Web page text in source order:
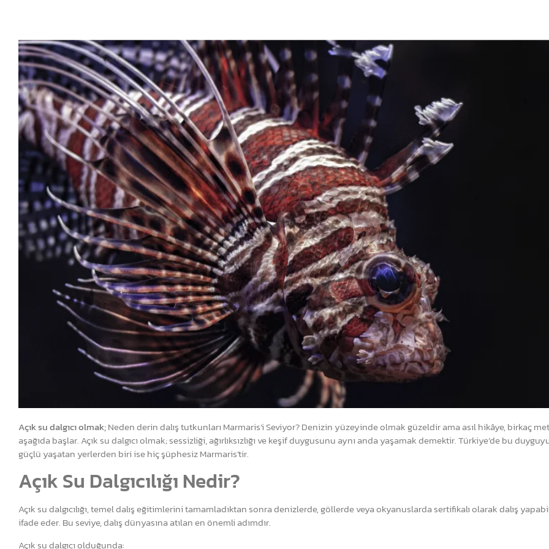
Açık su dalgıcı olmak;Neden derin dalış tutkunları Marmaris’i Seviyor? Denizin yüzeyinde olmak güzeldir ama asıl hikâye, birkaç
aşağıda başlar. Açık su dalgıcı olmak; sessizliği, ağırlıksızlığı ve keşif duygusunu aynı anda yaşamak demektir. Türkiye’de bu
güçlü yaşatan yerlerden biri ise hiç şüphesiz Marmaris’tir.
Açık Su Dalgıcılığı Nedir?
Açık su dalgıcılığı, temel dalış eğitimlerini tamamladıktan sonra denizlerde, göllerde veya okyanuslarda sertifikalı olarak dalış
ifade eder. Bu seviye, dalış dünyasına atılan en önemli adımdır.
Açık su dalgıcı olduğunda: